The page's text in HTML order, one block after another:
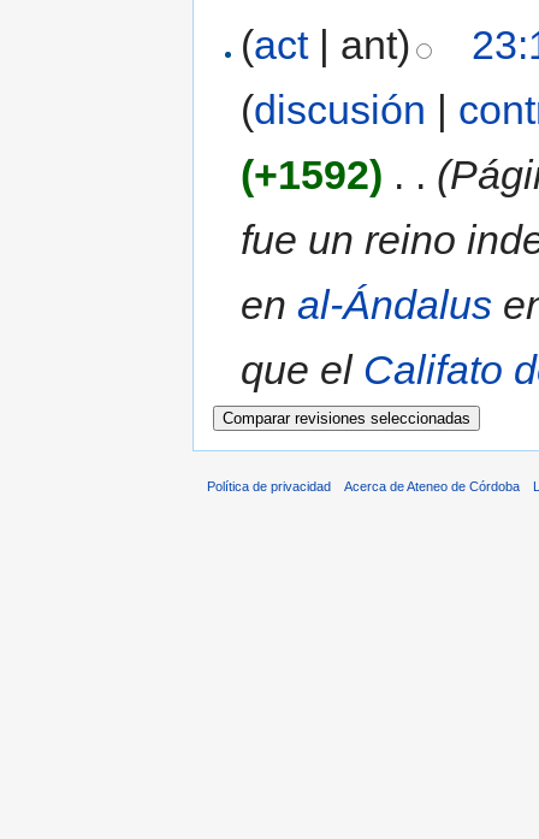
(act| ant)
(discusión |
(+1592) . .
fue un reino
enal-Ándalus
que el Califato
Política de privacidad Acerca de Ateneo de Córdoba